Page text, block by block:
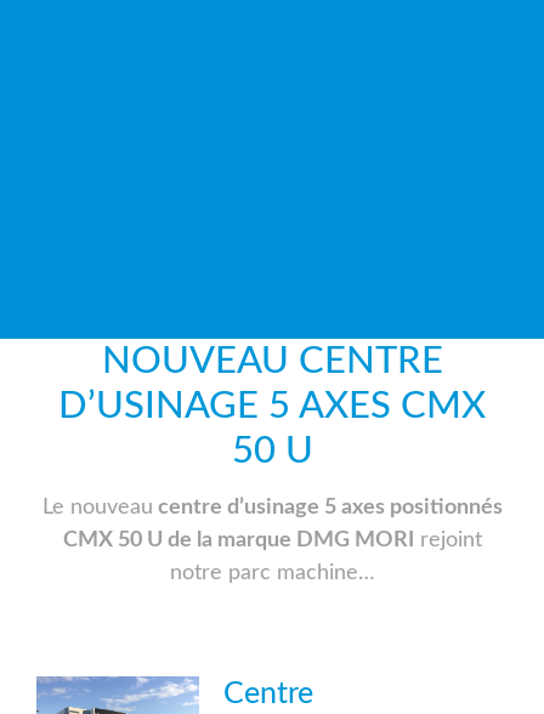
NOUVEAU CENTRE
D’USINAGE 5 AXES CMX
50 U
Le nouveau centre d’usinage 5 axes positionnés
CMX 50 U de la marque DMG MORI
rejoint
notre parc machine…
Centre